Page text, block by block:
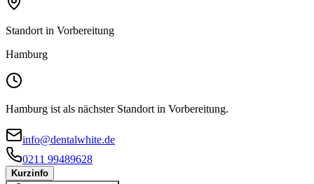
Standort in Vorbereitung
Hamburg
Hamburg ist als nächster Standort in Vorbereitung.
info@dentalwhite.de
0211 99489628
Kurzinfo